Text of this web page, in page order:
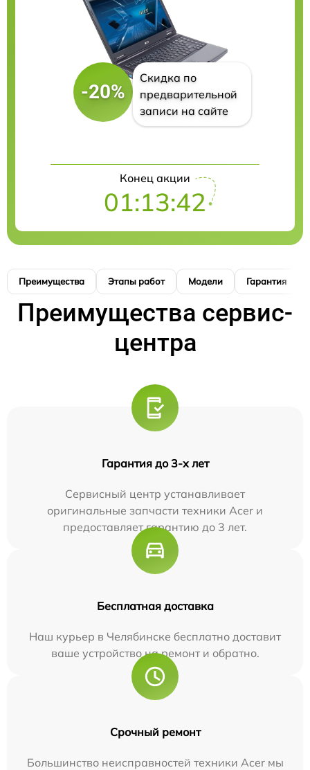
-20%
Скидка по
предварительной
записи на сайте
Конец акции
01:13:41
Преимущества Этапы работ Модели Гарантия
Преимущества сервис-
центра
Гарантия до 3-х лет
Сервисный центр устанавливает
оригинальные запчасти техники Acer и
предоставляет гарантию до 3 лет.
Бесплатная доставка
Наш курьер в Челябинске бесплатно доставит
ваше устройство на ремонт и обратно.
Срочный ремонт
Большинство неисправностей техники Acer мы